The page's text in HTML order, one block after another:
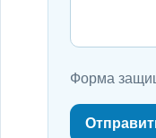
Форма